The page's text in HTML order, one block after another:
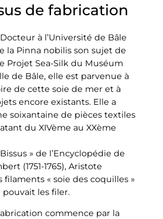
de fabrication
à l’Université de Bâle
la Pinna nobilis son sujet de
Projet Sea-Silk du Muséum
de Bâle, elle est parvenue à
de cette soie de mer et à
encore existants. Elle a
soixantaine de pièces textiles
du XIVème au XXème
Bissus » de l’Encyclopédie de
(1751-1765), Aristote
« soie des coquilles »
pouvait les filer.
commence par la